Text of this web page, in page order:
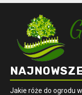
Jakie róże do ogrodu